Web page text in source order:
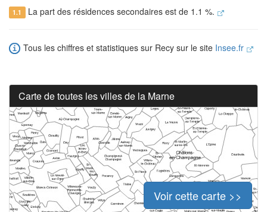
1.1 La part des résidences secondaires est de 1.1 %.
Tous les chiffres et statistiques sur Recy sur le site Insee.fr
Carte de toutes les villes de la Marne
Voir cette carte >>